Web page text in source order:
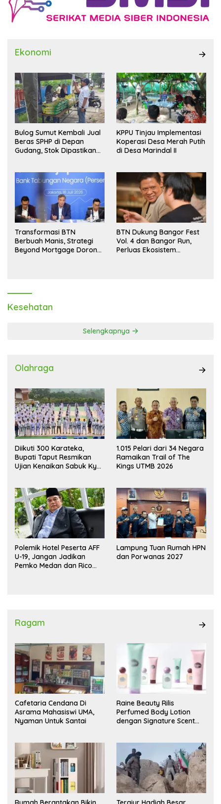
Ekonomi
Bulog Sumut Kembali Jual
Beras SPHP di Depan
Gudang, Stok Dipastikan
KPPU Tinjau Implementasi
Koperasi Desa Merah Putih
di Desa Marindal II
Transformasi BTN
Berbuah Manis, Strategi
Beyond Mortgage Dorong
BTN Dukung Bangor Fest
Vol. 4 dan Bangor Run,
Perluas Ekosistem
Kesehatan
Selengkapnya
Olahraga
Diikuti 300 Karateka,
Bupati Taput Resmikan
Ujian Kenaikan Sabuk Kyu
1.015 Pelari dari 34 Negara
Ramaikan Trail of The
Kings UTMB 2026
Polemik Hotel Peserta AFF
U-19, Jangan Jadikan
Pemko Medan dan Rico
Lampung Tuan Rumah HPN
dan Porwanas 2027
Ragam
Cafetaria Cendana Di
Asrama Mahasiswi UMA,
Nyaman Untuk Santai
Raine Beauty Rilis
Perfumed Body Lotion
dengan Signature Scent